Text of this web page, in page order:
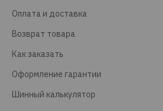
Оплата и доставка
Возврат товара
Как заказать
Оформление гарантии
Шинный калькулятор